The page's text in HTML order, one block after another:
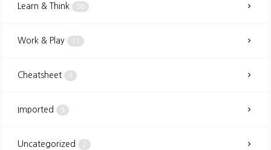
Learn & Think 86
Work & Play 71
Cheatsheet 4
Imported 3
Uncategorized 2